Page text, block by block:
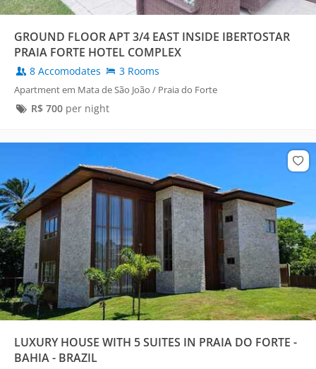
GROUND FLOOR APT 3/4 EAST INSIDE IBERTOSTAR
PRAIA FORTE HOTEL COMPLEX
8 Accomodates 3 Rooms
Apartment em Mata de São João / Praia do Forte
R$ 700per night
LUXURY HOUSE WITH 5 SUITES IN PRAIA DO FORTE -
BAHIA - BRAZIL